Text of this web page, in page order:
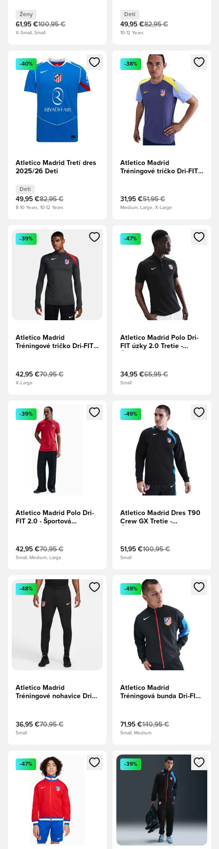
Ženy
61,95 €100,95 €
X-Small, Small
Deti
49,95 €82,95 €
10-12 Years
Otvorí modál na prihlásenie alebo registráciu ako člen
-40%
Atletico Madrid Tretí dres
2025/26 Deti
Deti
49,95 €82,95 €
8-10 Years, 10-12 Years
Otvorí modál na prihlásenie
-38%
Atletico Madrid
Tréningové tričko Dri-FIT
31,95 €51,95 €
Medium, Large, X-Large
Otvorí modál na prihlásenie alebo registráciu ako člen
-39%
Atletico Madrid
Tréningové tričko Dri-FIT
červená/Biela
42,95 €70,95 €
X-Large
Otvorí modál na prihlásenie
-47%
Atletico Madrid Polo Dri-
FIT úzky 2.0 Tretie -
34,95 €65,95 €
Small
Otvorí modál na prihlásenie alebo registráciu ako člen
-39%
Atletico Madrid Polo Dri-
FIT 2.0 - Športová
42,95 €70,95 €
Small, Medium, Large
Otvorí modál na prihlásenie
-49%
Atletico Madrid Dres T90
Crew GX Tretie -
51,95 €100,95 €
Small
Otvorí modál na prihlásenie alebo registráciu ako člen
-48%
Atletico Madrid
Tréningové nohavice Dri-
červená/Biela
36,95 €70,95 €
Small
Otvorí modál na prihlásenie
-49%
Atletico Madrid
Tréningová bunda Dri-FIT
Športová červená/Biela
71,95 €140,95 €
Small, Medium
Otvorí modál na prihlásenie alebo registráciu ako člen
-47%
Otvorí modál na prihlásenie
-39%